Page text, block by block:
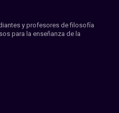
y profesores de filosofía
para la enseñanza de la